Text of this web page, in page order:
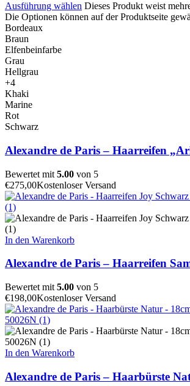
Ausführung wählen Dieses Produkt weist
Die Optionen können auf der Produktseite
Bordeaux
Braun
Elfenbeinfarbe
Grau
Hellgrau
+4
Khaki
Marine
Rot
Schwarz
Alexandre de Paris – Haarreifen
Bewertet mit 5.00 von 5
€275,00Kostenloser Versand
In den Warenkorb
Alexandre de Paris – Haarreifen
Bewertet mit 5.00 von 5
€198,00Kostenloser Versand
In den Warenkorb
Alexandre de Paris – Haarbürste